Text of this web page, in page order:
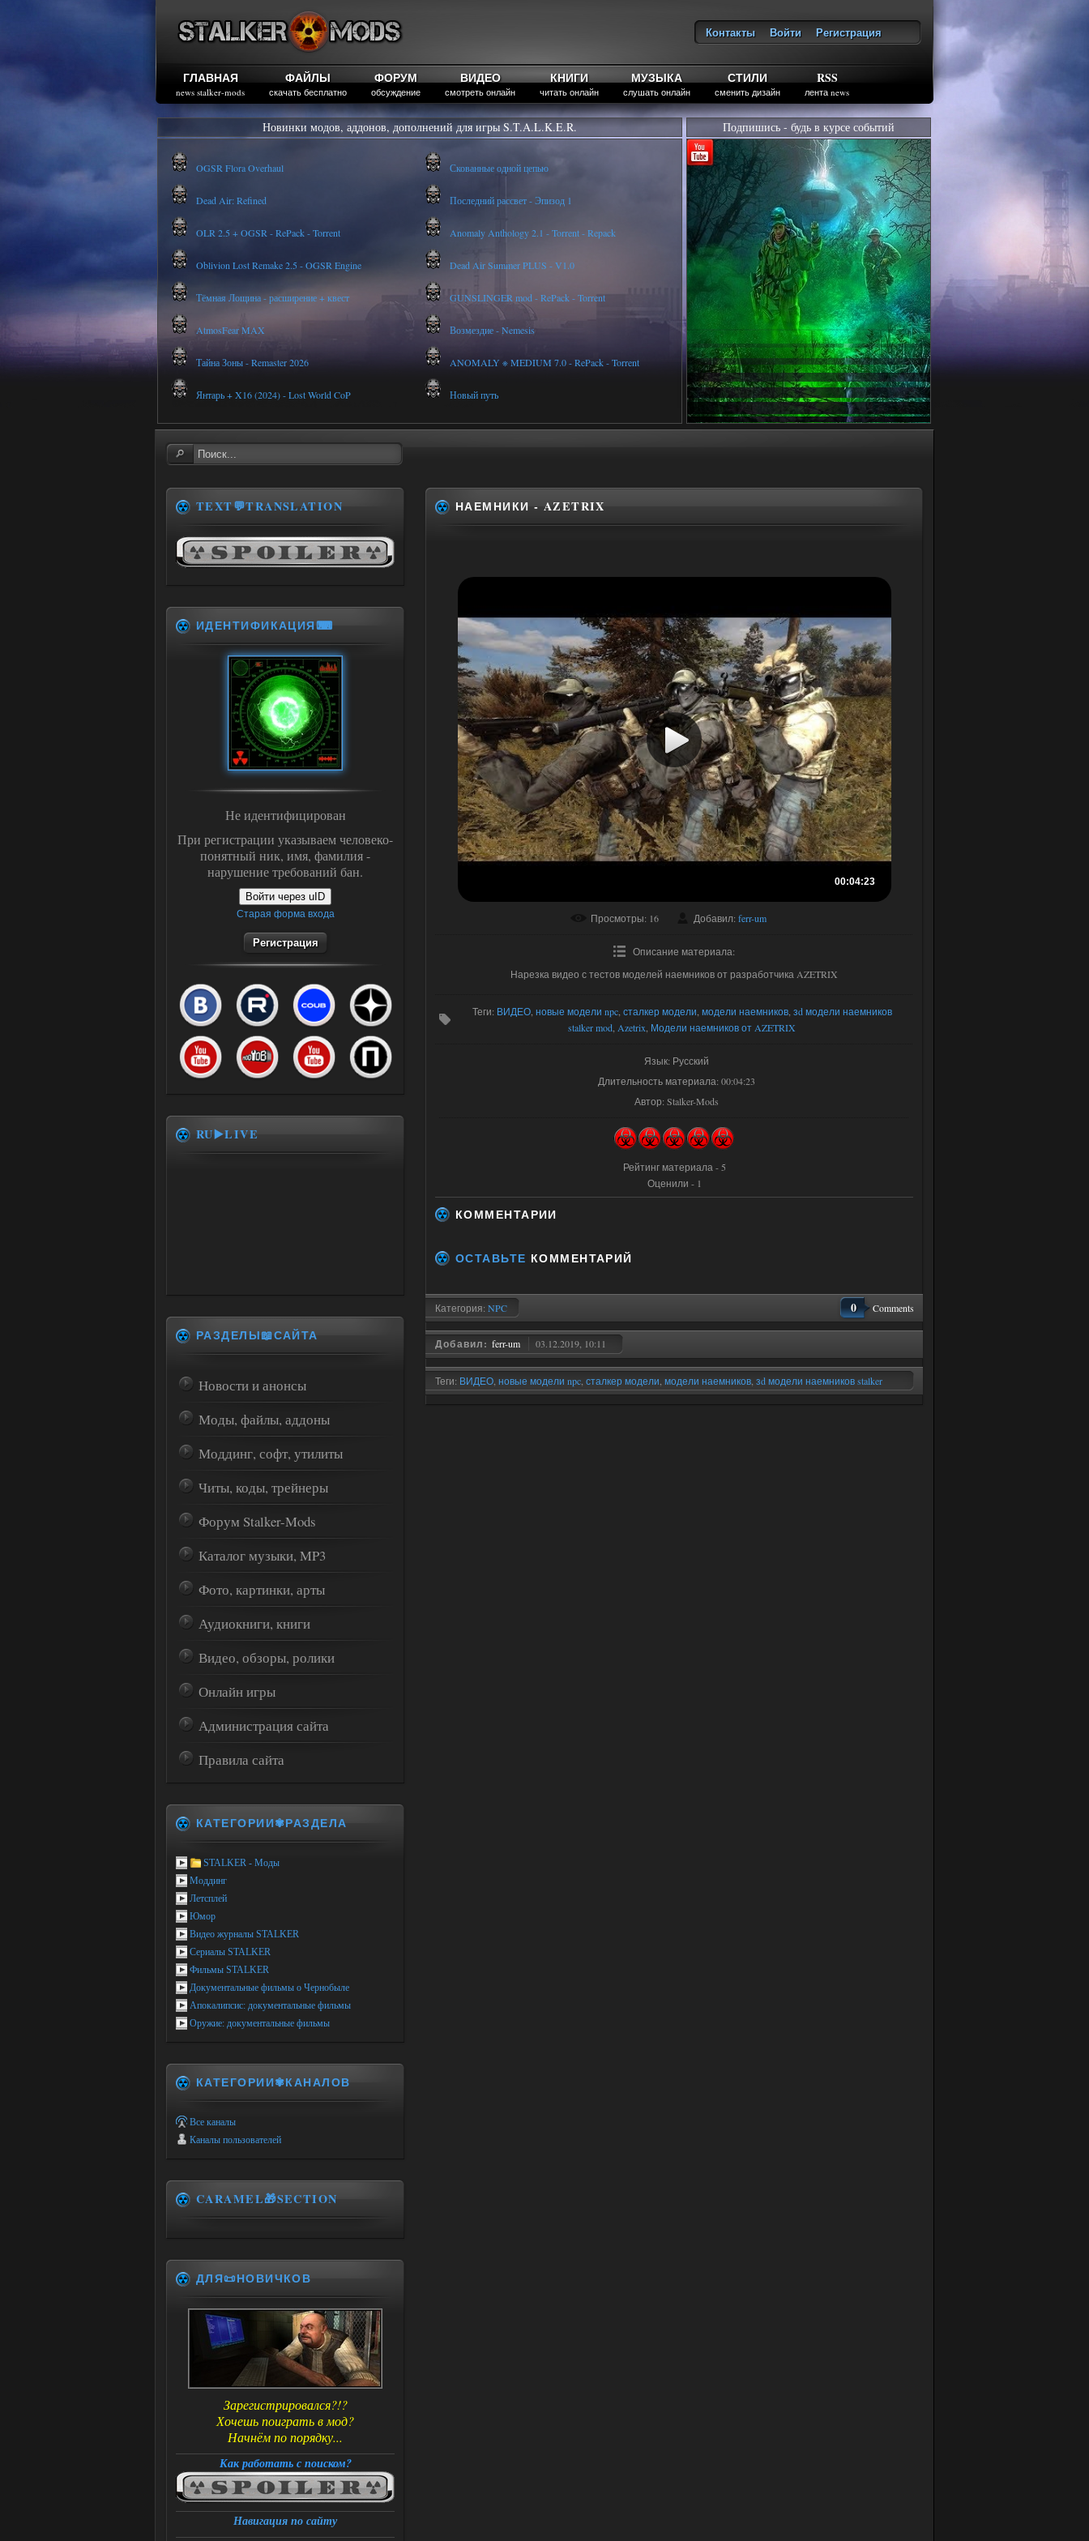
Контакты Войти
Регистрация
ГЛАВНАЯ
news stalker-mods
ФАЙЛЫ
скачать бесплатно
ФОРУМ
обсуждение
ВИДЕО
смотреть онлайн
КНИГИ
читать онлайн
МУЗЫКА
слушать онлайн
СТИЛИ
сменить дизайн
RSS
лента news
Новинки модов, аддонов, дополнений для игры S.T.A.L.K.E.R.
OGSR Flora Overhaul Скованные одной цепью
Dead Air: Refined Последний рассвет - Эпизод 1
OLR 2.5 + OGSR - RePack - Torrent Anomaly Anthology 2.1 - Torrent - Repack
Oblivion Lost Remake 2.5 - OGSR Engine Dead Air Summer PLUS - V1.0
Тёмная Лощина - расширение + квест GUNSLINGER mod - RePack - Torrent
AtmosFear MAX Возмездие - Nemesis
Тайна Зоны - Remaster 2026 ANOMALY ※ MEDIUM 7.0 - RePack - Torrent
Янтарь + X16 (2024) - Lost World CoP Новый путь
Подпишись - будь в курсе событий
НАЕМНИКИ - AZETRIX
00:04:23
Просмотры: 16 Добавил: ferr-um
Описание материала:
Нарезка видео с тестов моделей наемников от разработчика AZETRIX
Теги: ВИДЕО, новые модели npc, сталкер модели, модели наемников, зd модели наемников
stalker mod, Azetrix, Модели наемников от AZETRIX
Язык: Русский
Длительность материала: 00:04:23
Автор: Stalker-Mods
Рейтинг материала - 5
Оценили - 1
КОММЕНТАРИИ
ОСТАВЬТЕ КОММЕНТАРИЙ
Категория: NPC 0 Comments
Добавил: ferr-um 03.12.2019, 10:11
Теги: ВИДЕО,новые модели npc,сталкер модели,модели наемников,зd модели наемников stalker
TEXT💬TRANSLATION
ИДЕНТИФИКАЦИЯ⌨
Не идентифицирован
При регистрации указываем человеко-
понятный ник, имя, фамилия -
нарушение требований бан.
Войти через uID
Старая форма входа
Регистрация
RU▶️LIVE
РАЗДЕЛЫ📖САЙТА
Новости и анонсы
Моды, файлы, аддоны
Моддинг, софт, утилиты
Читы, коды, трейнеры
Форум Stalker-Mods
Каталог музыки, MP3
Фото, картинки, арты
Аудиокниги, книги
Видео, обзоры, ролики
Онлайн игры
Администрация сайта
Правила сайта
КАТЕГОРИИ✾РАЗДЕЛА
STALKER - Моды
Моддинг
Летсплей
Юмор
Видео журналы STALKER
Сериалы STALKER
Фильмы STALKER
Документальные фильмы о Чернобыле
Апокалипсис: документальные фильмы
Оружие: документальные фильмы
КАТЕГОРИИ✾КАНАЛОВ
Все каналы
Каналы пользователей
CARAMEL🎁SECTION
ДЛЯ📜НОВИЧКОВ
Зарегистрировался?!?
Хочешь поиграть в мод?
Начнём по порядку...
Как работать с поиском?
Навигация по сайту